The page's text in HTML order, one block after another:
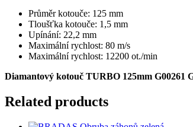
Průměr kotouče: 125 mm
Tloušťka kotouče: 1,5 mm
Upínání: 22,2 mm
Maximální rychlost: 80 m/s
Maximální rychlost: 12200 ot./min
Diamantový kotouč TURBO 125mm G00261
Related products